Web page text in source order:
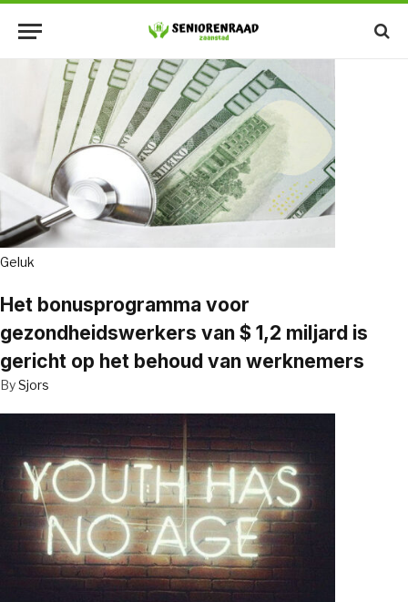
Geluk
Het bonusprogramma voor
gezondheidswerkers van $ 1,2 miljard is
gericht op het behoud van werknemers
BySjors